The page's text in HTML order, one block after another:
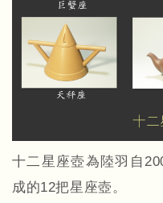
十二星座壺為陸羽自
成的12把星座壺。